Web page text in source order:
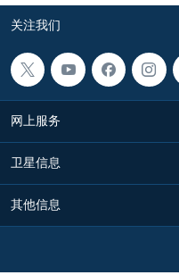
关注我们
网上服务
卫星信息
其他信息